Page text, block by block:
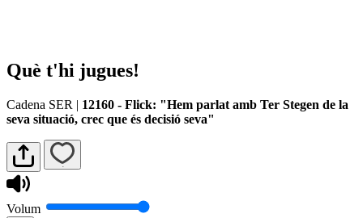
Què t'hi jugues!
Cadena SER | 12160 - Flick: "Hem parlat amb Ter Stegen de la
seva situació, crec que és decisió seva"
Volum